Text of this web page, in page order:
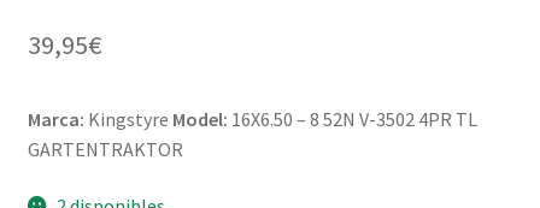
39,95€
Marca: Kingstyre Model: 16X6.50 – 8 52N V-3502 4PR TL
GARTENTRAKTOR